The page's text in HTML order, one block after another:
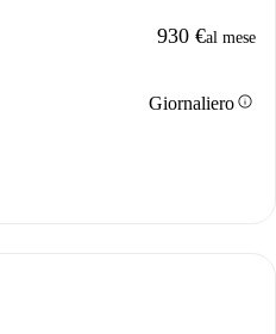
930 €al mese
Giornalieroinfo